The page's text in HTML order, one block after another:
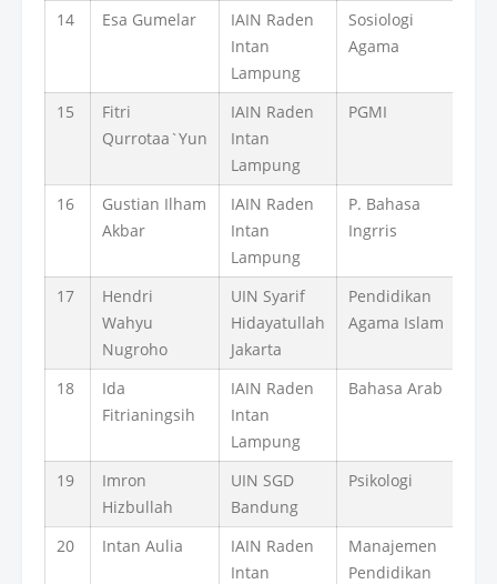
14 Esa Gumelar
IAIN Raden
Intan
Lampung
Sosiologi
Agama
15
Fitri
Qurrotaa`Yun
IAIN Raden
Intan
Lampung
PGMI
16
Gustian Ilham
Akbar
IAIN Raden
Intan
Lampung
P. Bahasa
Ingrris
17
Hendri
Wahyu
Nugroho
UIN Syarif
Hidayatullah
Jakarta
Pendidikan
Agama Islam
18
Ida
Fitrianingsih
IAIN Raden
Intan
Lampung
Bahasa Arab
19
Imron
Hizbullah
UIN SGD
Bandung
Psikologi
20 Intan Aulia
IAIN Raden
Intan
Manajemen
Pendidikan